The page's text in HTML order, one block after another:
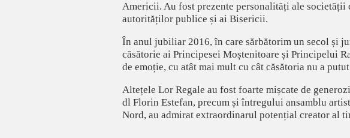
Americii. Au fost prezente personalități ale societății
autorităților publice și ai Bisericii.
În anul jubiliar 2016, în care sărbătorim un secol și
căsătorie ai Principesei Moștenitoare și Principelui
de emoție, cu atât mai mult cu cât căsătoria nu a
Altețele Lor Regale au fost foarte mișcate de
dl Florin Estefan, precum și întregului ansamblu
Nord, au admirat extraordinarul potențial creator al